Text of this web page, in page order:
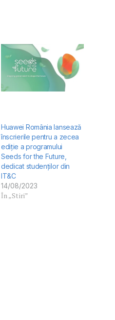
Huawei România lansează
înscrierile pentru a zecea
ediție a programului
Seeds for the Future,
dedicat studenților din
IT&C
14/08/2023
În „Stiri”